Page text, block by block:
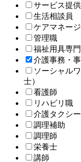
サービス提
生活相談員
ケアマネー
管理職
福祉用具専
介護事務・
ソーシャル
士）
看護師
リハビリ職
介護タクシ
調理補助
調理師
栄養士
講師